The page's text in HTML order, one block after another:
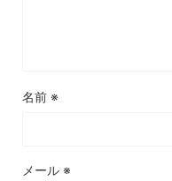
名前 ※
メール ※